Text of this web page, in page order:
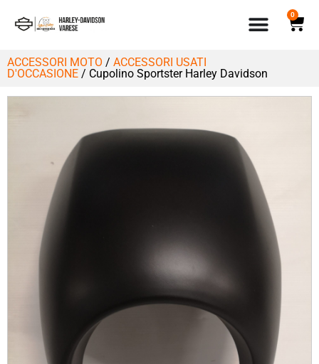
0
ACCESSORI MOTO / ACCESSORI USATI
D'OCCASIONE / Cupolino Sportster Harley Davidson